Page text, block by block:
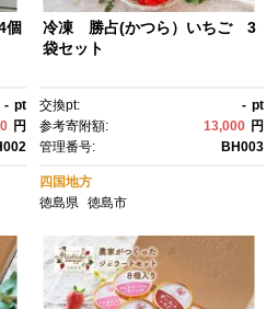
個
- pt
円
冷凍 勝占(かつら）いちご 3
袋セット
交換pt: - pt
参考寄附額:
13,000 円
管理番号:
BH003
四国地方
徳島県 徳島市